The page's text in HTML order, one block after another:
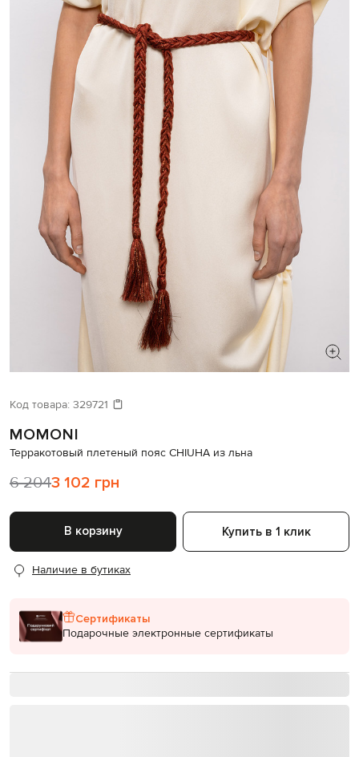
Давайте подберем что-то еще
Похожие товары
Код товара: 329721
MOMONI
Терракотовый плетеный пояс CHIUHA из льна
6 2043 102 грн
В корзину Купить в 1 клик
Наличие в бутиках
Сертификаты
Подарочные электронные сертификаты